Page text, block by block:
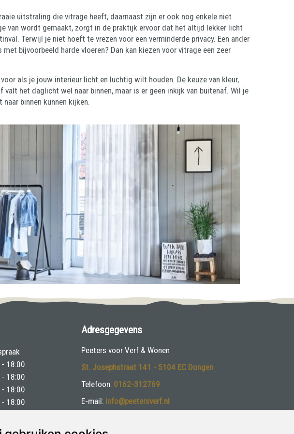
uitstraling die vitrage heeft, daarnaast zijn er ook nog enkele niet
van wordt gemaakt, zorgt in de praktijk ervoor dat het altijd lekker licht
Terwijl je niet hoeft te vrezen voor een verminderde privacy. Een ander
bijvoorbeeld harde vloeren? Dan kan kiezen voor vitrage een zeer
als je jouw interieur licht en luchtig wilt houden. De keuze van kleur,
het daglicht wel naar binnen, maar is er geen inkijk van buitenaf. Wil je
binnen kunnen kijken.
18:00
18:00
18:00
18:00
Adresgegevens
Peeters voor Verf & Wonen
St. Josephstraat 141 - 5104 EC Dongen
Telefoon: 0162-312769
E-mail: info@peetersverf.nl
Volg ons: